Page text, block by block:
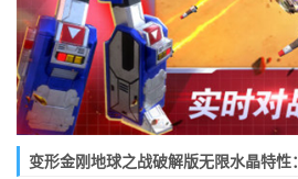
变形金刚地球之战破解版无限水晶特性：